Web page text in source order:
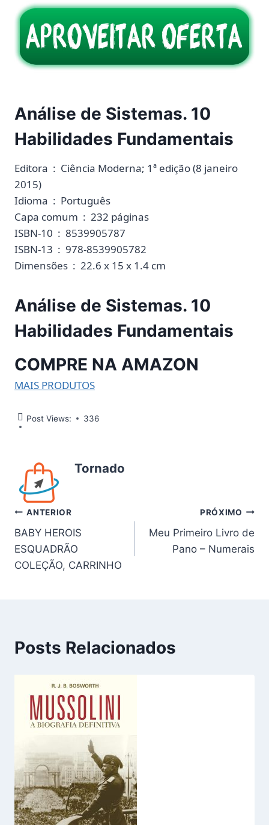
Análise de Sistemas. 10
Habilidades Fundamentais
Editora ‏ : ‎ Ciência Moderna; 1ª edição (8 janeiro
2015)
Idioma ‏ : ‎ Português
Capa comum ‏ : ‎ 232 páginas
ISBN-10 ‏ : ‎ 8539905787
ISBN-13 ‏ : ‎ 978-8539905782
Dimensões ‏ : ‎ 22.6 x 15 x 1.4 cm
Análise de Sistemas. 10
Habilidades Fundamentais
COMPRE NA AMAZON
MAIS PRODUTOS
Post Views: 336
Tornado
Navegação
de
Post
ANTERIOR
BABY HEROIS
ESQUADRÃO
COLEÇÃO, CARRINHO
PRÓXIMO
Meu Primeiro Livro de
Pano – Numerais
Posts Relacionados